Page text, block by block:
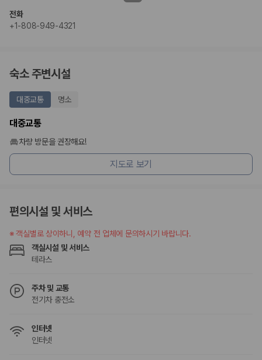
3. 제주공항 접근성과 셔틀 조건을 함께 확인하세요
하는 것이 좋습니다.
제주도 렌트카 차종별 가격비교
경차·소형차
혼자 또는 2인 여행에 적합하며 제주 렌트카 최저가를 찾는 사용자
가 가장 먼저 비교하는 차종입니다.
준중형·중형차
커플·친구 여행에서 많이 선택되며 가격과 승차감의 균형이 좋은 차
종입니다.
량 연식을 함께 비교하는 것이 좋습니다.
승합차·대형차
단체 여행이나 4인 이상 가족 여행에 적합하며 인원수, 짐 공간, 보
험 조건을 함께 확인해야 합니다.
제주렌트카 보험까지 비교해야 진짜 가격비교입
니다
건을 함께 확인할 수 있도록 돕습니다.
전화
+1-808-949-4321
숙소 주변시설
대중교통 명소
대중교통
차량 방문을 권장해요!
지도로 보기
편의시설 및 서비스
※객실별로 상이하니, 예약 전 업체에 문의하시기 바랍니다.
객실시설 및 서비스
테라스
주차 및 교통
전기차 충전소
인터넷
인터넷